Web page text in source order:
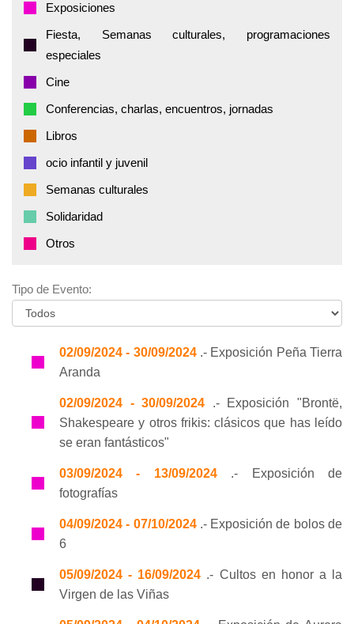
Exposiciones
Fiesta, Semanas culturales, programaciones
especiales
Cine
Conferencias, charlas, encuentros, jornadas
Libros
ocio infantil y juvenil
Semanas culturales
Solidaridad
Otros
Tipo de Evento:
02/09/2024 - 30/09/2024.- Exposición Peña Tierra
Aranda
02/09/2024 - 30/09/2024 .- Exposición "Brontë,
Shakespeare y otros frikis: clásicos que has leído
se eran fantásticos"
03/09/2024 - 13/09/2024.- Exposición de
fotografías
04/09/2024 - 07/10/2024.- Exposición de bolos de
6
05/09/2024 - 16/09/2024 .- Cultos en honor a la
Virgen de las Viñas